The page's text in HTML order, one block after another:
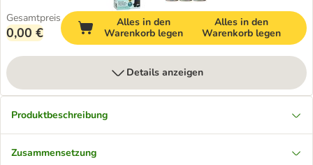
Gesamtpreis
0,00 €
Alles in den
Warenkorb legen
Alles in den
Warenkorb legen
Details anzeigen
Produktbeschreibung
Zusammensetzung